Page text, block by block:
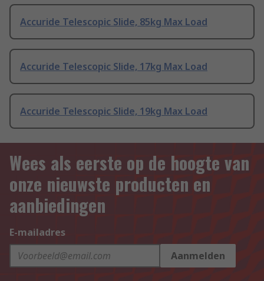
Accuride Telescopic Slide, 85kg Max Load
Accuride Telescopic Slide, 17kg Max Load
Accuride Telescopic Slide, 19kg Max Load
Wees als eerste op de hoogte van
onze nieuwste producten en
aanbiedingen
E-mailadres
Aanmelden